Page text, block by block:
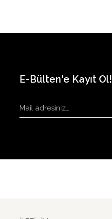
E-Bülten'e Kayıt Ol!